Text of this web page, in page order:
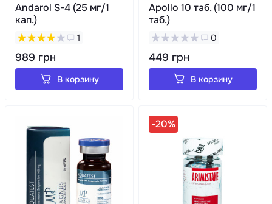
Andarol S-4 (25 мг/1
кап.)
1
989 грн
В корзину
Apollo 10 таб. (100 мг/1
таб.)
0
449 грн
В корзину
-20%